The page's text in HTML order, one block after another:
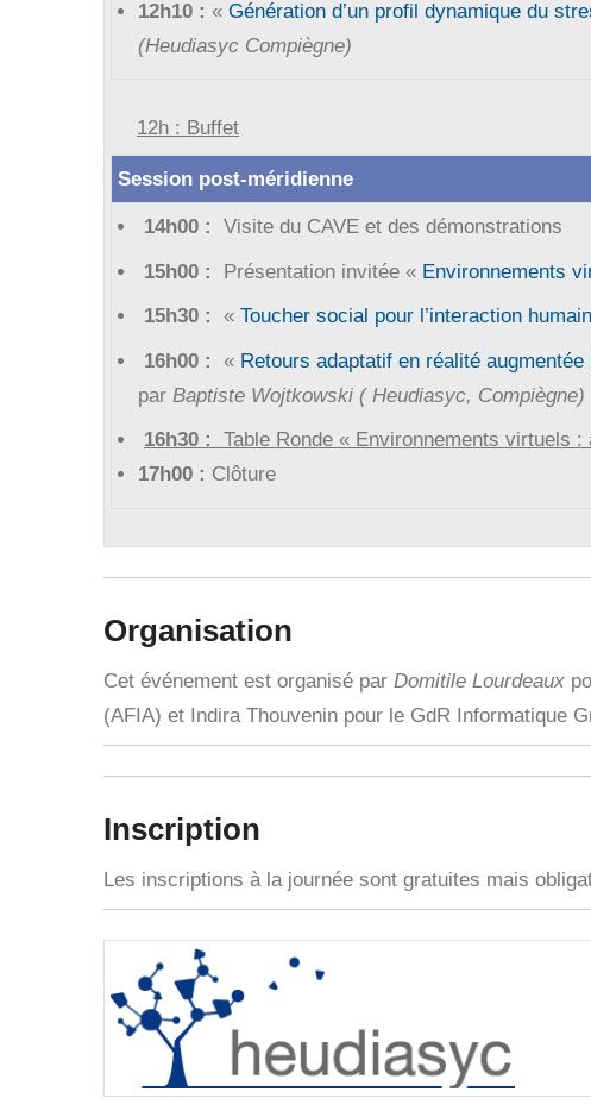
12h10 : « Génération d’un profil dynamique du
(Heudiasyc Compiègne)
12h : Buffet
Session post-méridienne
14h00 :
Visite du CAVE et des démonstrations
15h00 :
Présentation invitée « Environnements
15h30 :
« Toucher social pour l’interaction
16h00 :
« Retours adaptatif en réalité
par Baptiste Wojtkowski ( Heudiasyc, Compiègne)
16h30 :
Table Ronde « Environnements virtuels
17h00 : Clôture
Organisation
Cet événement est organisé par Domitile Lourdeaux
(AFIA) et Indira Thouvenin pour le GdR Informatique
Inscription
Les inscriptions à la journée sont gratuites mais